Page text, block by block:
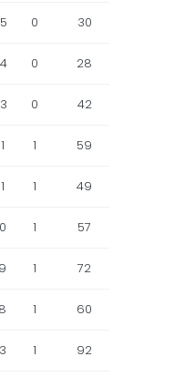
0 30
0 28
0 42
1 59
1 49
1 57
1 72
1 60
1 92